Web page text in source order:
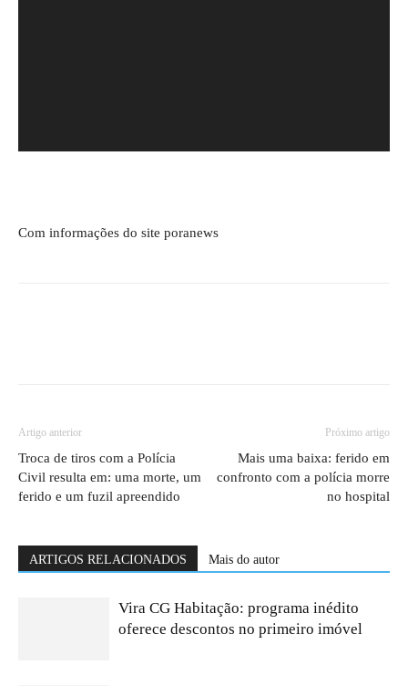
Com informações do site poranews
Artigo anterior
Troca de tiros com a Polícia
Civil resulta em: uma morte, um
ferido e um fuzil apreendido
Próximo artigo
Mais uma baixa: ferido em
confronto com a polícia morre
no hospital
ARTIGOS RELACIONADOS Mais do autor
Vira CG Habitação: programa inédito
oferece descontos no primeiro imóvel